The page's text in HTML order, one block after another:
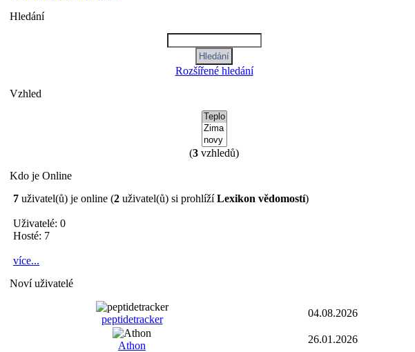
Hledání
Rozšířené hledání
Vzhled
(3 vzhledů)
Kdo je Online
7 uživatel(ů) je online (2 uživatel(ů) si prohlížíLexikon vědomostí)
Uživatelé: 0
Hosté: 7
více...
Noví uživatelé
peptidetracker
04.08.2026
Athon
26.01.2026